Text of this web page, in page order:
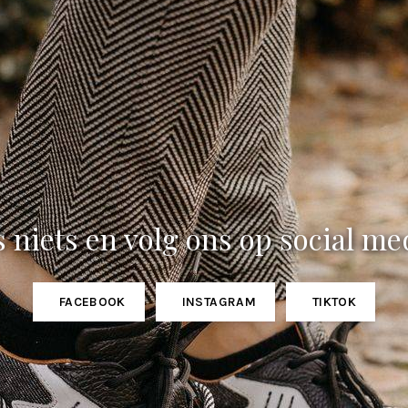
niets en volg ons op social
FACEBOOK INSTAGRAM TIKTOK